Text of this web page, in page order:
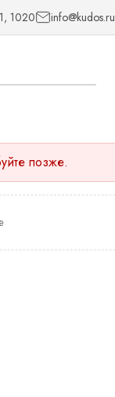
1020 info@kudos.ru
позже.